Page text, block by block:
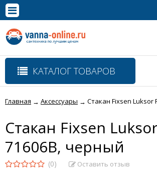
Полная версия сайта
КАТАЛОГ ТОВАРОВ
Главная → Аксессуары → Стакан Fixsen Luksor
Стакан Fixsen
71606B, черный
(0) Оставить отзыв